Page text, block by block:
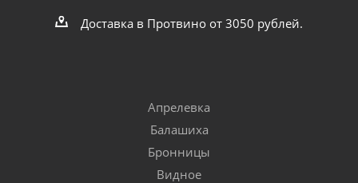
Доставка в Протвино от 3050 рублей.
Апрелевка
Балашиха
Бронницы
Видное